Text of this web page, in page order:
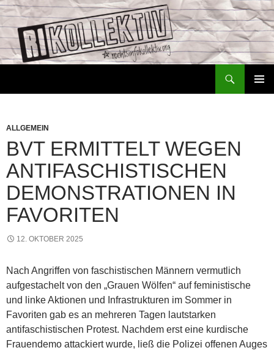
Zum
Inhalt
springen
ALLGEMEIN
BVT ERMITTELT WEGEN
ANTIFASCHISTISCHEN
DEMONSTRATIONEN IN
FAVORITEN
12. OKTOBER 2025
Nach Angriffen von faschistischen Männern vermutlich
aufgestachelt von den „Grauen Wölfen“ auf feministische
und linke Aktionen und Infrastrukturen im Sommer in
Favoriten gab es an mehreren Tagen lautstarken
antifaschistischen Protest. Nachdem erst eine kurdische
Frauendemo attackiert wurde, ließ die Polizei offenen Auges